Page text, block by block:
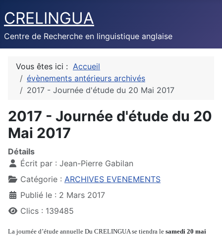
CRELINGUA
Centre de Recherche en linguistique anglaise
Vous êtes ici : Accueil
évènements antérieurs archivés
2017 - Journée d'étude du 20 Mai 2017
2017 - Journée d'étude du 20
Mai 2017
Détails
Écrit par : Jean-Pierre Gabilan
Catégorie : ARCHIVES EVENEMENTS
Publié le : 2 Mars 2017
Clics : 139485
La journée d’étude annuelle Du CRELINGUA se tiendra le samedi 20 mai